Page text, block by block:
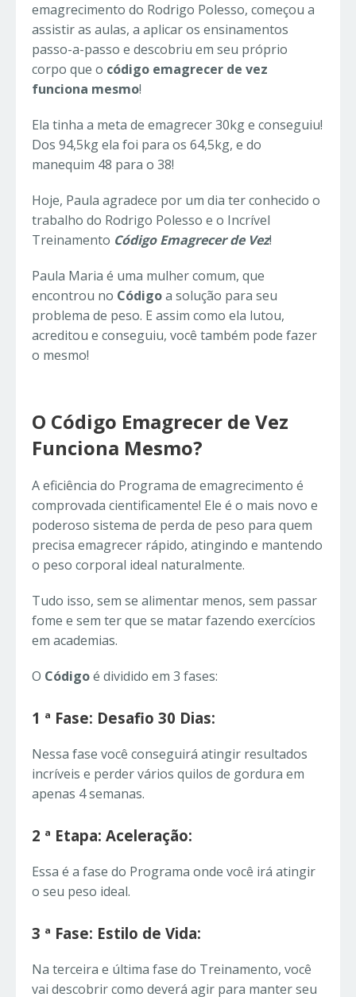
emagrecimento do Rodrigo Polesso, começou a
assistir as aulas, a aplicar os ensinamentos
passo-a-passo e descobriu em seu próprio
corpo que o código emagrecer de vez
funciona mesmo!
Ela tinha a meta de emagrecer 30kg e conseguiu!
Dos 94,5kg ela foi para os 64,5kg, e do
manequim 48 para o 38!
Hoje, Paula agradece por um dia ter conhecido o
trabalho do Rodrigo Polesso e o Incrível
Treinamento Código Emagrecer de Vez!
Paula Maria é uma mulher comum, que
encontrou no Códigoa solução para seu
problema de peso. E assim como ela lutou,
acreditou e conseguiu, você também pode fazer
o mesmo!
O Código Emagrecer de Vez
Funciona Mesmo?
A eficiência do Programa de emagrecimento é
comprovada cientificamente! Ele é o mais novo e
poderoso sistema de perda de peso para quem
precisa emagrecer rápido, atingindo e mantendo
o peso corporal ideal naturalmente.
Tudo isso, sem se alimentar menos, sem passar
fome e sem ter que se matar fazendo exercícios
em academias.
O Códigoé dividido em 3 fases:
1 ª Fase: Desafio 30 Dias:
Nessa fase você conseguirá atingir resultados
incríveis e perder vários quilos de gordura em
apenas 4 semanas.
2 ª Etapa: Aceleração:
Essa é a fase do Programa onde você irá atingir
o seu peso ideal.
3 ª Fase: Estilo de Vida:
Na terceira e última fase do Treinamento, você
vai descobrir como deverá agir para manter seu